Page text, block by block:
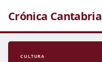
Crónica Cantabria
CULTURA